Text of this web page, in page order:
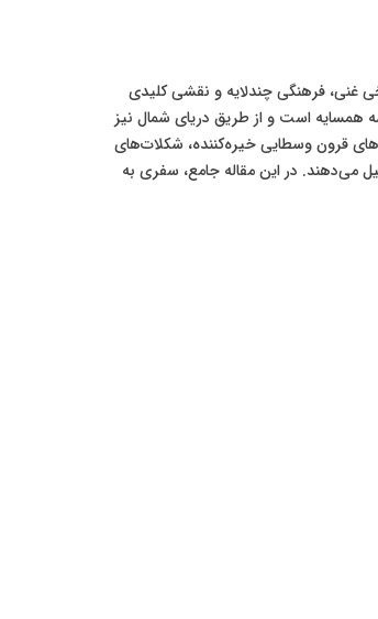
غنی، فرهنگی چندلایه و نقشی کلیدی
همسایه است و از طریق دریای شمال نیز
قرون وسطایی خیره‌کننده، شکلات‌های
می‌دهند. در این مقاله جامع، سفری به